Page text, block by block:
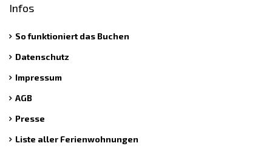
Infos
So funktioniert das Buchen
Datenschutz
Impressum
AGB
Presse
Liste aller Ferienwohnungen